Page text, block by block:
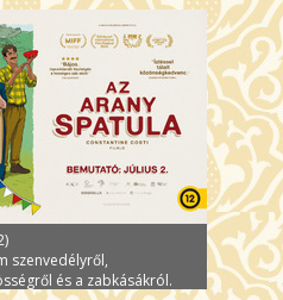
szenvedélyről,
és a zabkásákról.